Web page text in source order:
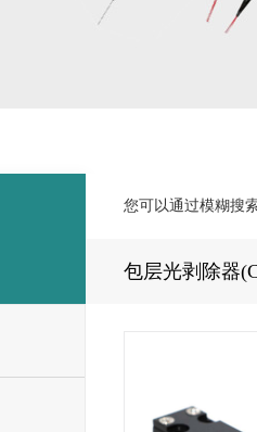
您可以通过模糊搜
包层光剥除器